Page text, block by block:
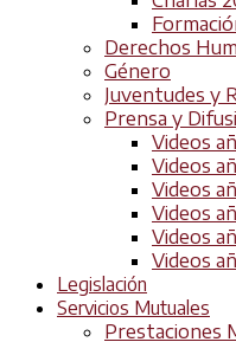
Derechos
Género
Juventudes y
Prensa y
Videos
Videos
Videos
Videos
Videos
Videos
Legislación
Servicios Mutuales
Prestaciones